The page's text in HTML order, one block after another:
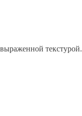
текстурой.